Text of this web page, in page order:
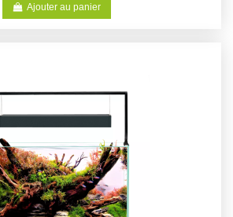
Ajouter au panier